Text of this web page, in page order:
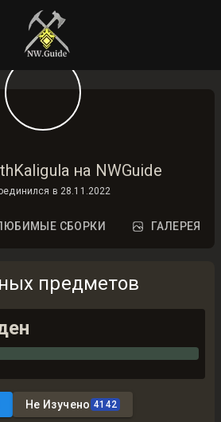
на NWGuide
в 28.11.2022
СБОРКИ ГАЛЕРЕЯ
предметов
Не Изучено 4142